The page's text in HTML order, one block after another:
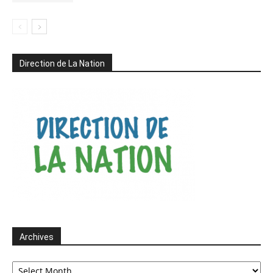
Direction de La Nation
Archives
Archives